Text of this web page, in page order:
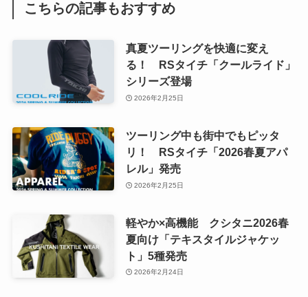
こちらの記事もおすすめ
真夏ツーリングを快適に変え
る！ RSタイチ「クールライド」
シリーズ登場
2026年2月25日
ツーリング中も街中でもピッタ
リ！ RSタイチ「2026春夏アパ
レル」発売
2026年2月25日
軽やか×高機能 クシタニ2026春
夏向け「テキスタイルジャケッ
ト」5種発売
2026年2月24日